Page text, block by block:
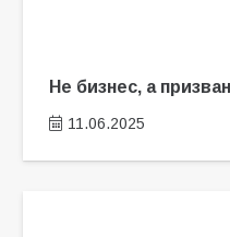
Не бизнес, а
11.06.2025